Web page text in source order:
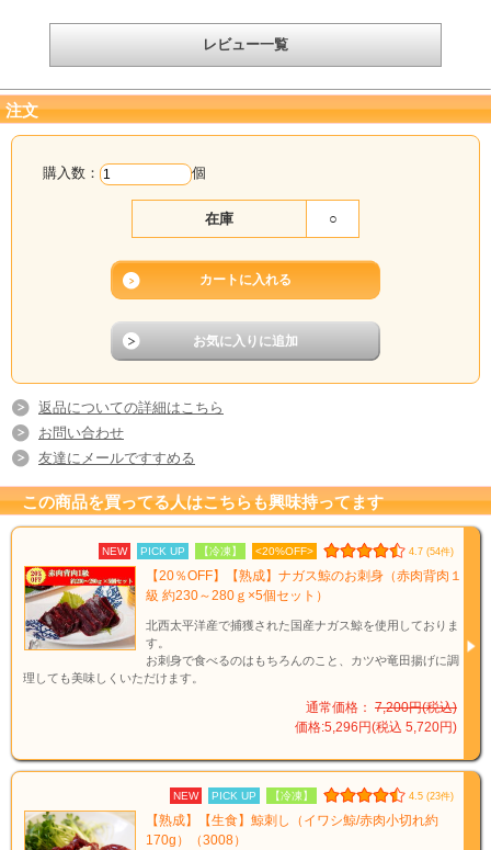
▼【随時更新中】ユッケやステーキなど、レシピはコチラから
内容量
約230～280ｇ
原産地
北西太平洋産
《最も美味しく頂ける解凍方法》
赤肉を袋から出した後キッチンペーパーで包み、チルド室で24時間解
凍します。
《すぐに頂く場合の解凍方法》
真空パックのまま約２分間流水解凍後、袋から出し、冷蔵庫で約30分
～1時間解凍します。
解凍後、お好みの厚さにスライスしてお召し上がり下さい。
お召し上
生食の場合、生姜醤油などをつけてお召し上がり下さい。
その他ユッケや、カツなどに調理しても美味しくいただけます。
レビュー一覧
注文
購入数： 個
在庫 ○
返品についての詳細はこちら
お問い合わせ
友達にメールですすめる
この商品を買ってる人はこちらも興味持ってます
NEW PICK UP 【冷凍】 <20%OFF> 4.7 (54件)
【20％OFF】【熟成】ナガス鯨のお刺身（赤肉背肉１
級 約230～280ｇ×5個セット）
北西太平洋産で捕獲された国産ナガス鯨を使用しておりま
す。
お刺身で食べるのはもちろんのこと、カツや竜田揚げに調
理しても美味しくいただけます。
通常価格： 7,200円(税込)
価格:5,296円(税込 5,720円)
NEW PICK UP 【冷凍】 4.5 (23件)
【熟成】【生食】鯨刺し（イワシ鯨/赤肉小切れ約
170g）（3008）